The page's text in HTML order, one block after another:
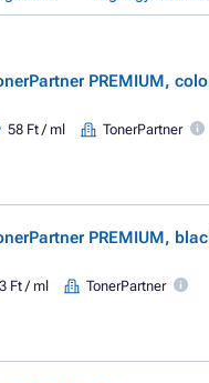
PREMIUM,
58 Ft / ml TonerPartner
PREMIUM,
Ft / ml TonerPartner